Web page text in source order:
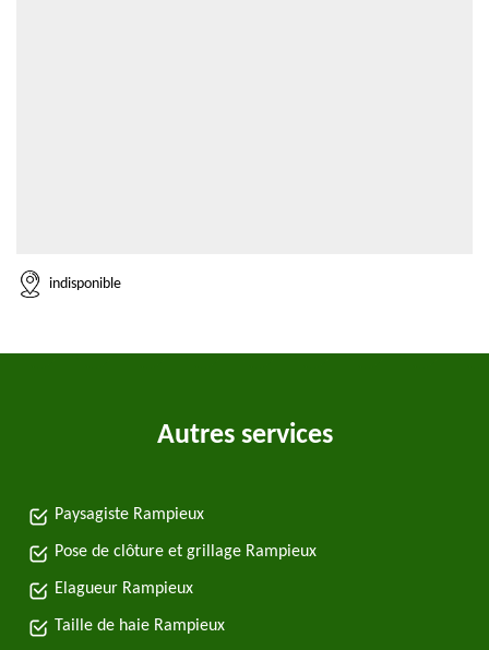
indisponible
Autres services
Paysagiste Rampieux
Pose de clôture et grillage Rampieux
Elagueur Rampieux
Taille de haie Rampieux